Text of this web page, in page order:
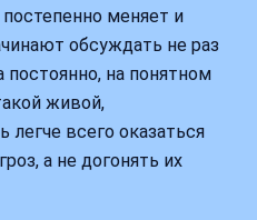
меняет и
обсуждать не раз
постоянно, на понятном
живой,
всего оказаться
а не догонять их